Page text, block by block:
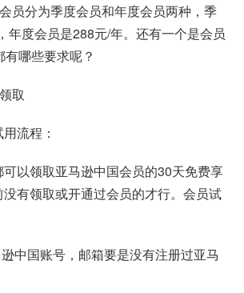
员分为季度会员和年度会员两种，季
年度会员是288元/年。还有一个是会员
哪些要求呢？
取
流程：
以领取亚马逊中国会员的30天免费享
有领取或开通过会员的才行。会员试
中国账号，邮箱要是没有注册过亚马